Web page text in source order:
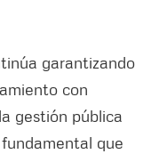
garantizando
con
gestión pública
fundamental que